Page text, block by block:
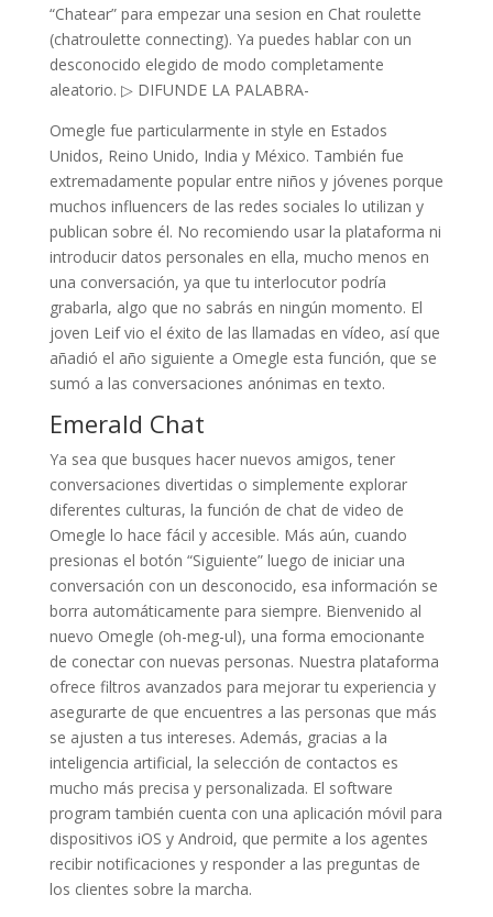
“Chatear” para empezar una sesion en Chat roulette
(chatroulette connecting). Ya puedes hablar con un
desconocido elegido de modo completamente
aleatorio. ▷ DIFUNDE LA PALABRA-
Omegle fue particularmente in style en Estados
Unidos, Reino Unido, India y México. También fue
extremadamente popular entre niños y jóvenes porque
muchos influencers de las redes sociales lo utilizan y
publican sobre él. No recomiendo usar la plataforma ni
introducir datos personales en ella, mucho menos en
una conversación, ya que tu interlocutor podría
grabarla, algo que no sabrás en ningún momento. El
joven Leif vio el éxito de las llamadas en vídeo, así que
añadió el año siguiente a Omegle esta función, que se
sumó a las conversaciones anónimas en texto.
Emerald Chat
Ya sea que busques hacer nuevos amigos, tener
conversaciones divertidas o simplemente explorar
diferentes culturas, la función de chat de video de
Omegle lo hace fácil y accesible. Más aún, cuando
presionas el botón “Siguiente” luego de iniciar una
conversación con un desconocido, esa información se
borra automáticamente para siempre. Bienvenido al
nuevo Omegle (oh-meg-ul), una forma emocionante
de conectar con nuevas personas. Nuestra plataforma
ofrece filtros avanzados para mejorar tu experiencia y
asegurarte de que encuentres a las personas que más
se ajusten a tus intereses. Además, gracias a la
inteligencia artificial, la selección de contactos es
mucho más precisa y personalizada. El software
program también cuenta con una aplicación móvil para
dispositivos iOS y Android, que permite a los agentes
recibir notificaciones y responder a las preguntas de
los clientes sobre la marcha.